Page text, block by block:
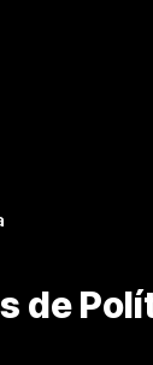
de